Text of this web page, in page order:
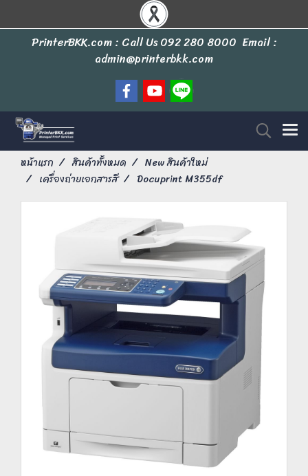
PrinterBKK.com : Call Us092 280 8000 Email :
admin@printerbkk.com
หน้าแรก สินค้าทั้งหมด
New สินค้าใหม่
เครื่องถ่ายเอกสารสี
Docuprint M355df